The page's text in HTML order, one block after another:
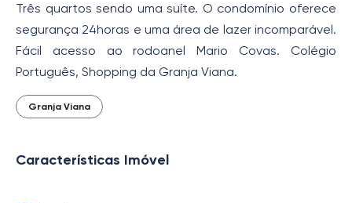
Três quartos sendo uma suíte. O condomínio oferece
segurança 24horas e uma área de lazer incomparável.
Fácil acesso ao rodoanel Mario Covas. Colégio
Português, Shopping da Granja Viana.
Granja Viana
Características Imóvel